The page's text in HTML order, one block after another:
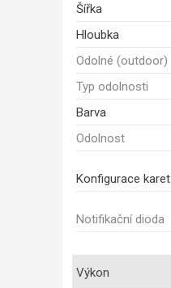
Šířka
Hloubka
Odolné (outdoor)
Typ odolnosti
Barva
Odolnost
Konfigurace karet
Notifikační dioda
Výkon